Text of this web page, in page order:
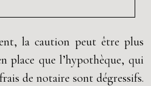
la caution peut être plus
place que l’hypothèque, qui
de notaire sont dégressifs.